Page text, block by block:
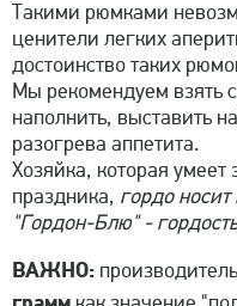
Такими рюмками
ценители легких
достоинство таких
Мы рекомендуем взять
наполнить, выставить
разогрева аппетита.
Хозяйка, которая умеет
праздника, гордо
"Гордон-Блю" -
ВАЖНО: